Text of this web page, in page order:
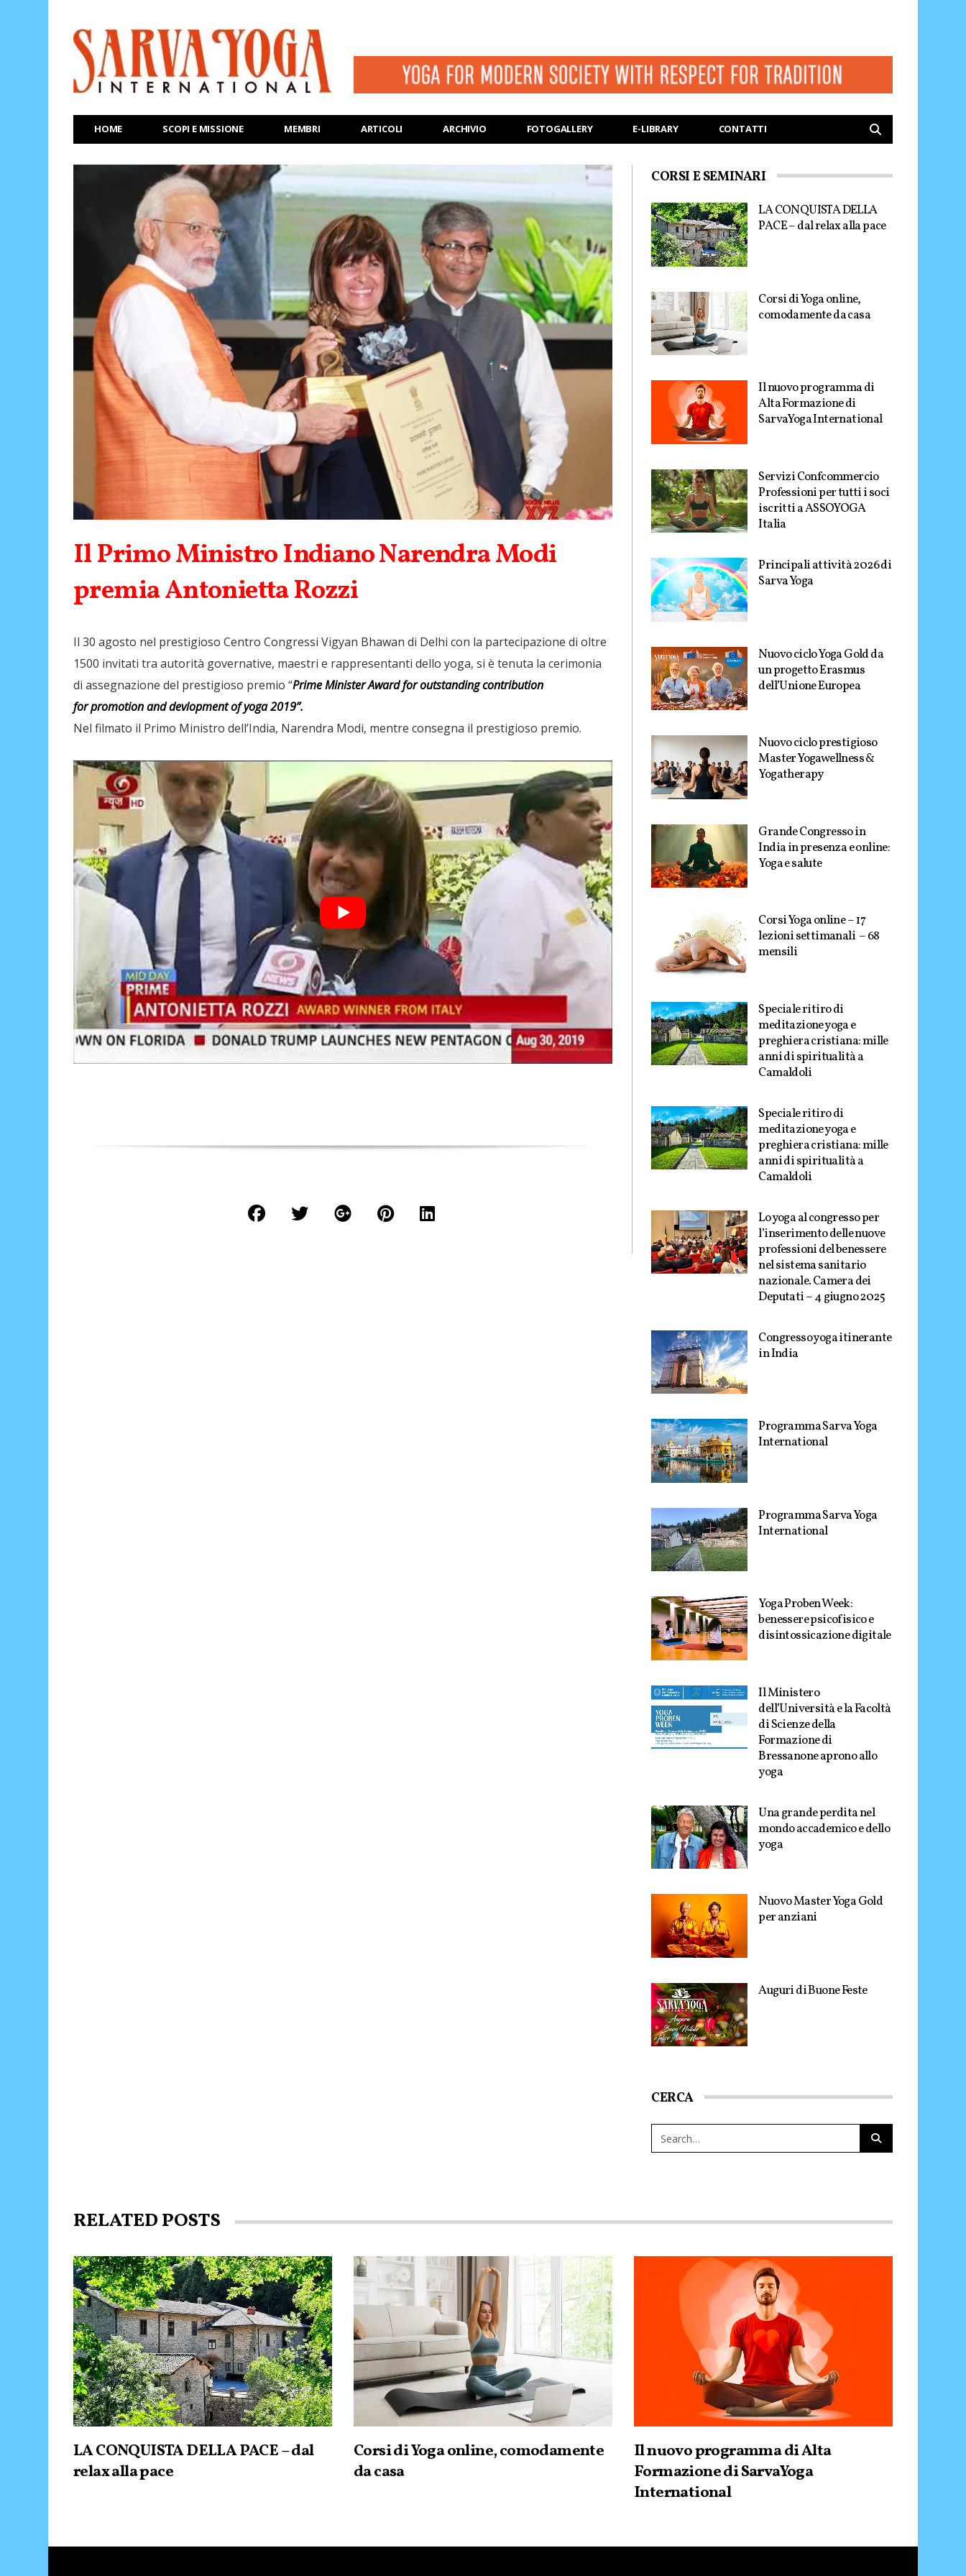
HOME SCOPI E MISSIONE MEMBRI ARTICOLI ARCHIVIO FOTOGALLERY E-LIBRARY CONTATTI
Il Primo Ministro Indiano Narendra Modi
premia Antonietta Rozzi
Il 30 agosto nel prestigioso Centro Congressi Vigyan Bhawan di Delhi con la partecipazione di oltre
1500 invitati tra autorità governative, maestri e rappresentanti dello yoga, si è tenuta la cerimonia
di assegnazione del prestigioso premio “Prime Minister Award for outstanding contribution
for promotion and devlopment of yoga 2019”.
Nel filmato il Primo Ministro dell’India, Narendra Modi, mentre consegna il prestigioso premio.
CORSI E SEMINARI
LA CONQUISTA DELLA
PACE – dal relax alla pace
Corsi di Yoga online,
comodamente da casa
Il nuovo programma di
Alta Formazione di
SarvaYoga International
Servizi Confcommercio
Professioni per tutti i soci
iscritti a ASSOYOGA
Italia
Principali attività 2026 di
Sarva Yoga
Nuovo ciclo Yoga Gold da
un progetto Erasmus
dell’Unione Europea
Nuovo ciclo prestigioso
Master Yogawellness &
Yogatherapy
Grande Congresso in
India in presenza e online:
Yoga e salute
Corsi Yoga online – 17
lezioni settimanali – 68
mensili
Speciale ritiro di
meditazione yoga e
preghiera cristiana: mille
anni di spiritualità a
Camaldoli
Speciale ritiro di
meditazione yoga e
preghiera cristiana: mille
anni di spiritualità a
Camaldoli
Lo yoga al congresso per
l’inserimento delle nuove
professioni del benessere
nel sistema sanitario
nazionale. Camera dei
Deputati – 4 giugno 2025
Congresso yoga itinerante
in India
Programma Sarva Yoga
International
Programma Sarva Yoga
International
Yoga Proben Week:
benessere psicofisico e
disintossicazione digitale
Il Ministero
dell’Università e la Facoltà
di Scienze della
Formazione di
Bressanone aprono allo
yoga
Una grande perdita nel
mondo accademico e dello
yoga
Nuovo Master Yoga Gold
per anziani
Auguri di Buone Feste
CERCA
RELATED POSTS
LA CONQUISTA DELLA PACE – dal
relax alla pace
Corsi di Yoga online, comodamente
da casa
Il nuovo programma di Alta
Formazione di SarvaYoga
International